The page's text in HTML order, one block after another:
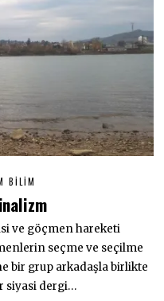
BILIM
ve göçmen hareketi
seçme ve seçilme
bir grup arkadaşla birlikte
siyasi dergi…